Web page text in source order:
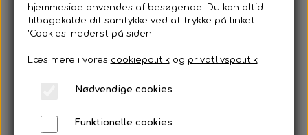
hjemmeside anvendes af besøgende. Du kan altid
tilbagekalde dit samtykke ved at trykke på linket
'Cookies' nederst på siden.
Læs mere i vores cookiepolitikog privatlivspolitik
Nødvendige cookies
Funktionelle cookies